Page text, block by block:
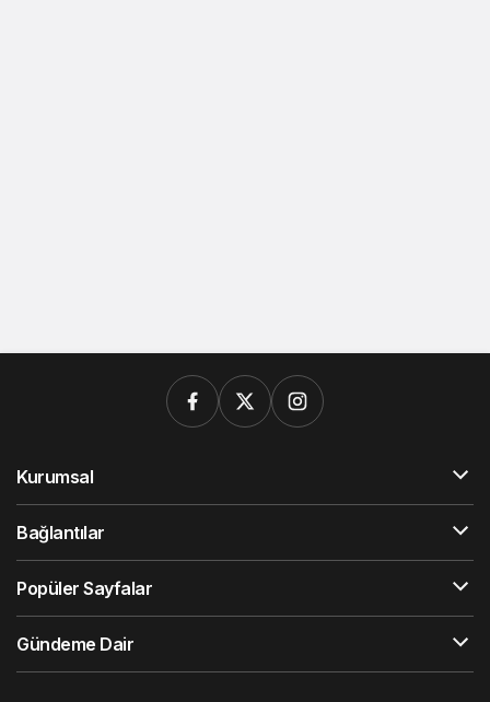
Kurumsal
Bağlantılar
Popüler Sayfalar
Gündeme Dair